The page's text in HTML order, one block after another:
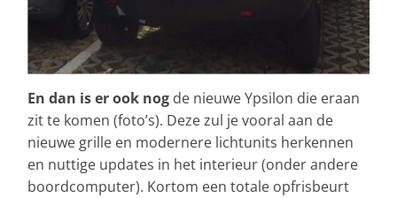
En dan is er ook nog de nieuwe Ypsilon die eraan
zit te komen (foto’s). Deze zul je vooral aan de
nieuwe grille en modernere lichtunits herkennen
en nuttige updates in het interieur (onder andere
boordcomputer). Kortom een totale opfrisbeurt